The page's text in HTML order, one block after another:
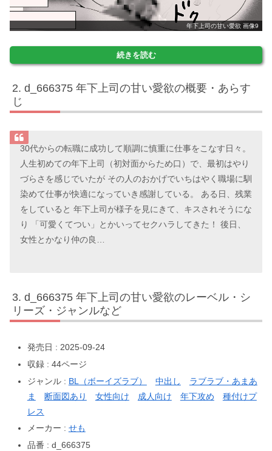
年下上司の甘い愛欲 画像9
続きを読む
d_666375 年下上司の甘い愛欲の概要・あらす
じ
30代からの転職に成功して順調に慎重に仕事をこなす日々。
人生初めての年下上司（初対面からため口）で、最初はやり
づらさを感じでいたが その人のおかげでいちはやく職場に馴
染めて仕事が快適になっていき感謝している。 ある日、残業
をしていると 年下上司が様子を見にきて、キスされそうにな
り 「可愛くてつい」とかいってセクハラしてきた！ 後日、
女性とかなり仲の良…
d_666375 年下上司の甘い愛欲のレーベル・シ
リーズ・ジャンルなど
発売日 : 2025-09-24
収録 : 44ページ
ジャンル : BL（ボーイズラブ） 中出し
ラブラブ・あまあ
ま
断面図あり 女性向け 成人向け 年下攻め
種付けプ
レス
メーカー : せも
品番 : d_666375